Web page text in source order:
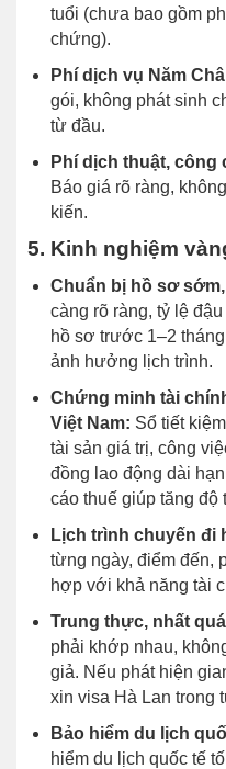
tuổi (chưa bao gồm
chứng).
Phí dịch vụ Năm
gói, không phát sinh
từ đầu.
Phí dịch thuật, công
Báo giá rõ ràng,
kiến.
5. Kinh nghiệm
Chuẩn bị hồ sơ
càng rõ ràng, tỷ lệ
hồ sơ trước 1–2
ảnh hưởng lịch trình.
Chứng minh tài
Việt Nam: Sổ tiết
tài sản giá trị, công
đồng lao động dài
cáo thuế giúp tăng độ
Lịch trình chuyến đi
từng ngày, điểm đến,
hợp với khả năng tài
Trung thực, nhất
phải khớp nhau,
giả. Nếu phát hiện
xin visa Hà Lan trong
Bảo hiểm du lịch
hiểm du lịch quốc tế